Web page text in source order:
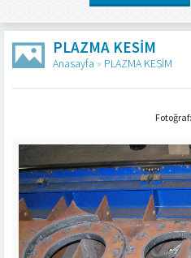
PLAZMA KESİM
Anasayfa » PLAZMA KESİM